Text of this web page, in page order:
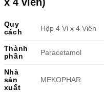
Quy
cách
Hộp 4 Vỉ x 4 Viên
Thành
phần
Paracetamol
Nhà
sản
xuất
MEKOPHAR